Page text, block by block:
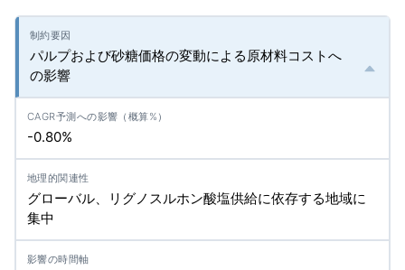
パルプおよび砂糖価格の変動による原材料コストへ
の影響
-0.80%
グローバル、リグノスルホン酸塩供給に依存する地域に
集中